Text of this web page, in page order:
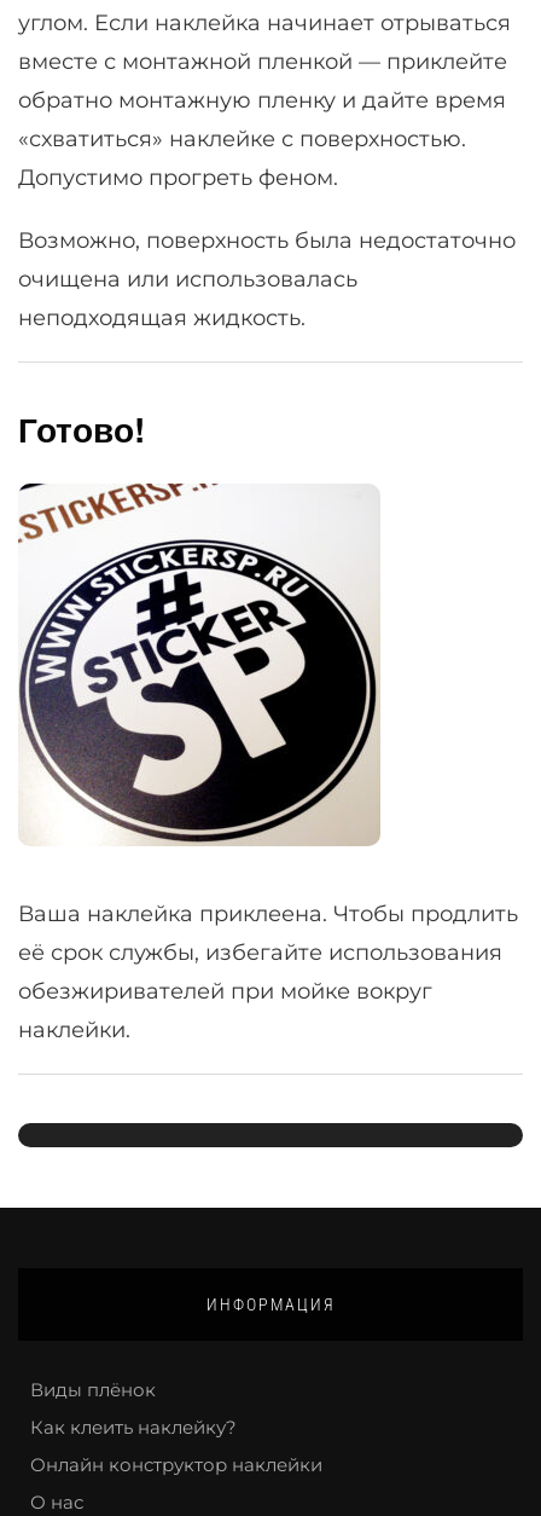
углом. Если наклейка начинает отрываться
вместе с монтажной пленкой — приклейте
обратно монтажную пленку и дайте время
«схватиться» наклейке с поверхностью.
Допустимо прогреть феном.
Возможно, поверхность была недостаточно
очищена или использовалась
неподходящая жидкость.
Готово!
Ваша наклейка приклеена. Чтобы продлить
её срок службы, избегайте использования
обезжиривателей при мойке вокруг
наклейки.
ИНФОРМАЦИЯ
Виды плёнок
Как клеить наклейку?
Онлайн конструктор наклейки
О нас